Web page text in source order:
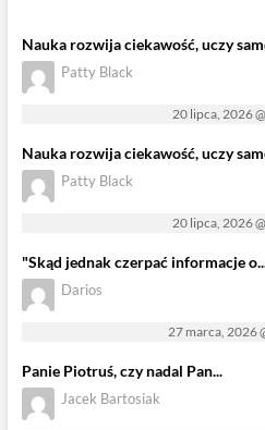
Nauka rozwija ciekawość, uczy
Patty Black
20 lipca, 2026
Nauka rozwija ciekawość, uczy
Patty Black
20 lipca, 2026
"Skąd jednak czerpać informacje
Darios
27 marca, 2026
Panie Piotruś, czy nadal Pan...
Jacek Bartosiak